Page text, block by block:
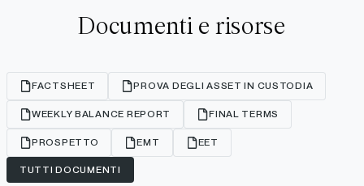
Documenti e risorse
FACTSHEET PROVA DEGLI ASSET IN CUSTODIA
WEEKLY BALANCE REPORT FINAL TERMS
PROSPETTO EMT EET
TUTTI DOCUMENTI